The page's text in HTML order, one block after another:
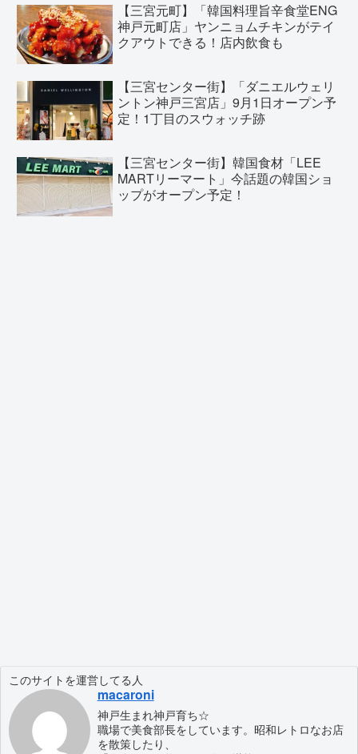
【三宮元町】「韓国料理旨辛食堂ENG
神戸元町店」ヤンニョムチキンがテイ
クアウトできる！店内飲食も
【三宮センター街】「ダニエルウェリ
ントン神戸三宮店」9月1日オープン予
定！1丁目のスウォッチ跡
【三宮センター街】韓国食材「LEE
MARTリーマート」今話題の韓国ショ
ップがオープン予定！
このサイトを運営してる人
macaroni
神戸生まれ神戸育ち☆
職場で美食部長をしています。昭和レトロなお店
を散策したり、